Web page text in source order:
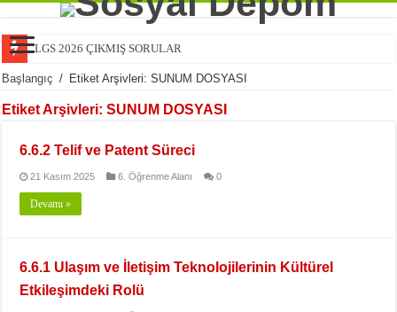
LGS 2026 ÇIKMIŞ SORULAR
Başlangıç / Etiket Arşivleri: SUNUM DOSYASI
Etiket Arşivleri:SUNUM DOSYASI
6.6.2 Telif ve Patent Süreci
21 Kasım 2025 6. Öğrenme Alanı 0
Devamı »
6.6.1 Ulaşım ve İletişim Teknolojilerinin Kültürel
Etkileşimdeki Rolü